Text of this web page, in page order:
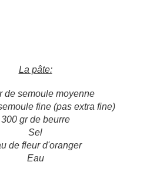
La pâte:
de semoule moyenne
fine (pas extra fine)
300 gr de beurre
Sel
de fleur d'oranger
Eau